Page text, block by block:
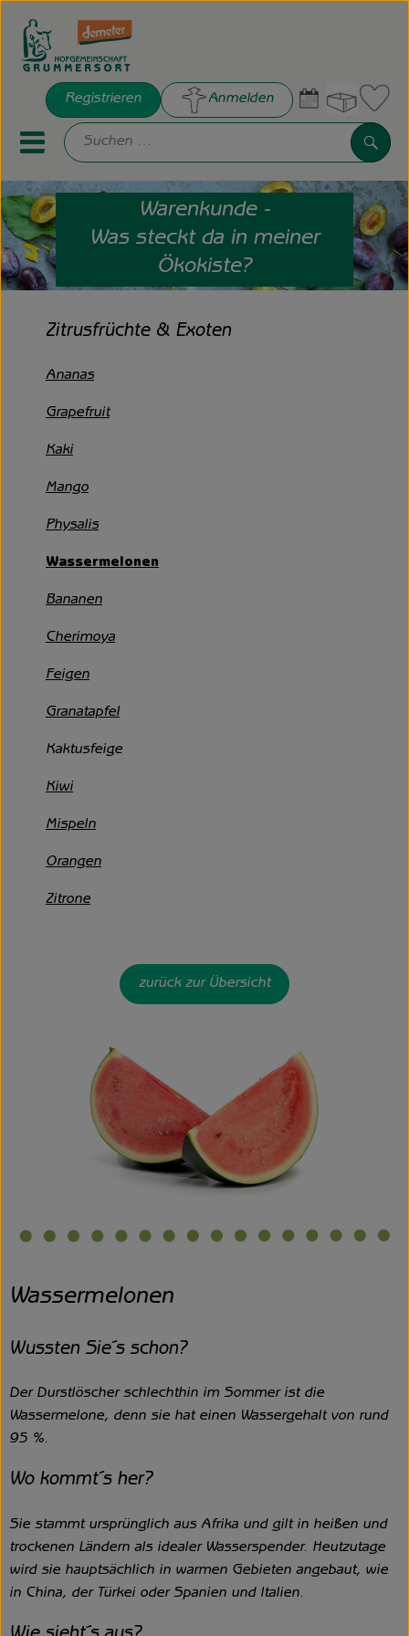
Registrieren Anmelden
Mobiles Menu öffnen oder
Hofkisten
Frisches
Die Hofgemeinschaft
Unsere Hofkiste
Über uns
Neues vom Hof
Warenkunde -
Was steckt da in meiner
Ökokiste?
Zitrusfrüchte & Exoten
Ananas
Grapefruit
Kaki
Mango
Physalis
Wassermelonen
Bananen
Cherimoya
Feigen
Granatapfel
Kaktusfeige
Kiwi
Mispeln
Orangen
Zitrone
zurück zur Übersicht
Wassermelonen
Wussten Sie´s schon?
Der Durstlöscher schlechthin im Sommer ist die
Wassermelone, denn sie hat einen Wassergehalt von rund
95 %.
Wo kommt´s her?
Sie stammt ursprünglich aus Afrika und gilt in heißen und
trockenen Ländern als idealer Wasserspender. Heutzutage
wird sie hauptsächlich in warmen Gebieten angebaut, wie
in China, der Türkei oder Spanien und Italien.